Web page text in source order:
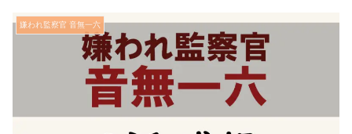
嫌われ監察官 音無一六